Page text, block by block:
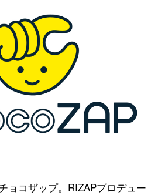
ョコザップ。RIZAPプロデュー